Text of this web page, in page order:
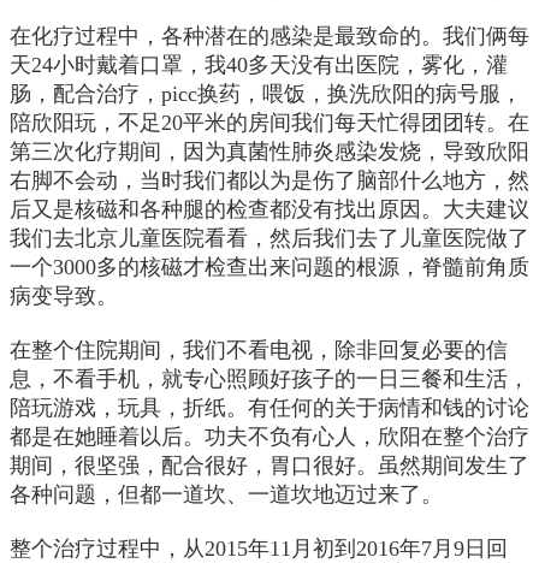
在化疗过程中，各种潜在的感染是最致命的。我们俩每
天24小时戴着口罩，我40多天没有出医院，雾化，灌
肠，配合治疗，picc换药，喂饭，换洗欣阳的病号服，
陪欣阳玩，不足20平米的房间我们每天忙得团团转。在
第三次化疗期间，因为真菌性肺炎感染发烧，导致欣阳
右脚不会动，当时我们都以为是伤了脑部什么地方，然
后又是核磁和各种腿的检查都没有找出原因。大夫建议
我们去北京儿童医院看看，然后我们去了儿童医院做了
一个3000多的核磁才检查出来问题的根源，脊髓前角质
病变导致。
在整个住院期间，我们不看电视，除非回复必要的信
息，不看手机，就专心照顾好孩子的一日三餐和生活，
陪玩游戏，玩具，折纸。有任何的关于病情和钱的讨论
都是在她睡着以后。功夫不负有心人，欣阳在整个治疗
期间，很坚强，配合很好，胃口很好。虽然期间发生了
各种问题，但都一道坎、一道坎地迈过来了。
整个治疗过程中，从2015年11月初到2016年7月9日回